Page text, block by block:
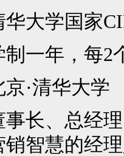
华大学国家
制一年，每2
京·清华大学
事长、总经
智慧的经